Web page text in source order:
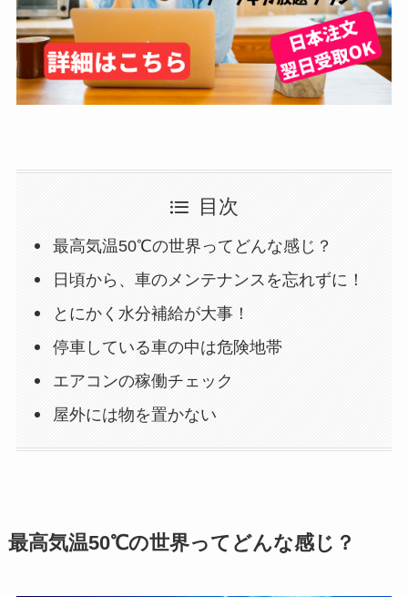
目次
最高気温50℃の世界ってどんな感じ？
日頃から、車のメンテナンスを忘れずに！
とにかく水分補給が大事！
停車している車の中は危険地帯
エアコンの稼働チェック
屋外には物を置かない
最高気温50℃の世界ってどんな感じ？